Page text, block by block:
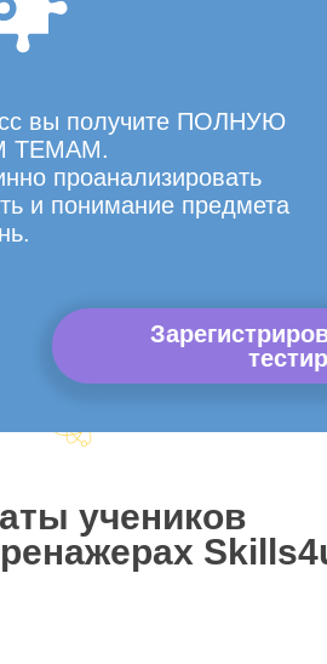
вы получите ПОЛНУЮ
ТЕМАМ.
проанализировать
и понимание предмета
учеников